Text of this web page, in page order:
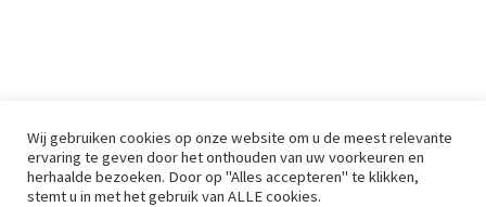
Wij gebruiken cookies op onze website om u de meest relevante
ervaring te geven door het onthouden van uw voorkeuren en
herhaalde bezoeken. Door op "Alles accepteren" te klikken,
stemt u in met het gebruik van ALLE cookies.